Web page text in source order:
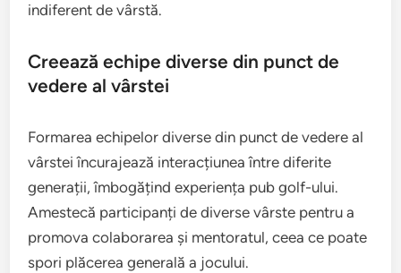
indiferent de vârstă.
Creează echipe diverse din punct de
vedere al vârstei
Formarea echipelor diverse din punct de vedere al
vârstei încurajează interacțiunea între diferite
generații, îmbogățind experiența pub golf-ului.
Amestecă participanți de diverse vârste pentru a
promova colaborarea și mentoratul, ceea ce poate
spori plăcerea generală a jocului.